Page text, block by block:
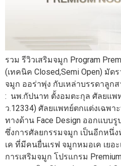
รวม รีวิวเสริมจมูก Program
(เทคนิค Closed,Semi Open) มัด
จมูก ออร่าพุ่ง กับเหล่าบรรดาลูก
: นพ.กัปนาท ตั้งอมตะกุล ศัลยแพ
ว.12334) ศัลยแพทย์ตกแต่งเฉพ
ทางด้าน Face Design ออกแบบ
ซึ่งการศัลยกรรมจมูก เป็นอีกหนึ่
เค ที่มีคนยื่นเรฟ จมูกหมอเค เยอ
การเสริมจมูก โปรแกรม